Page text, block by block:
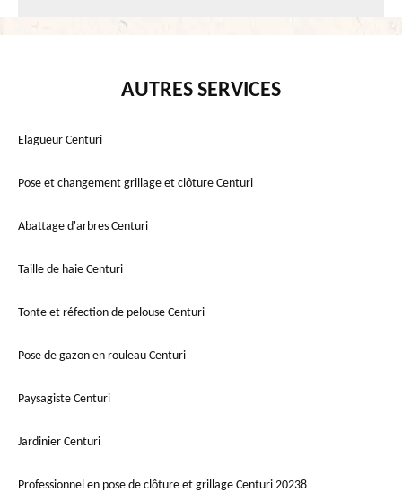
AUTRES SERVICES
Elagueur Centuri
Pose et changement grillage et clôture Centuri
Abattage d'arbres Centuri
Taille de haie Centuri
Tonte et réfection de pelouse Centuri
Pose de gazon en rouleau Centuri
Paysagiste Centuri
Jardinier Centuri
Professionnel en pose de clôture et grillage Centuri 20238